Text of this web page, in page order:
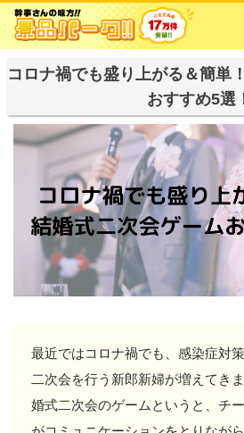
コロナ禍でも盛り上がる＆簡単
おすすめ5選
最近ではコロナ禍でも、感染症対
二次会を行う新郎新婦が増えてき
婚式二次会のゲームというと、チ